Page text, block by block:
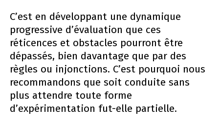
C’est en développant une dynamique
progressive d’évaluation que ces
réticences et obstacles pourront être
dépassés, bien davantage que par des
règles ou injonctions. C’est pourquoi nous
recommandons que soit conduite sans
plus attendre toute forme
d’expérimentation fut-elle partielle.